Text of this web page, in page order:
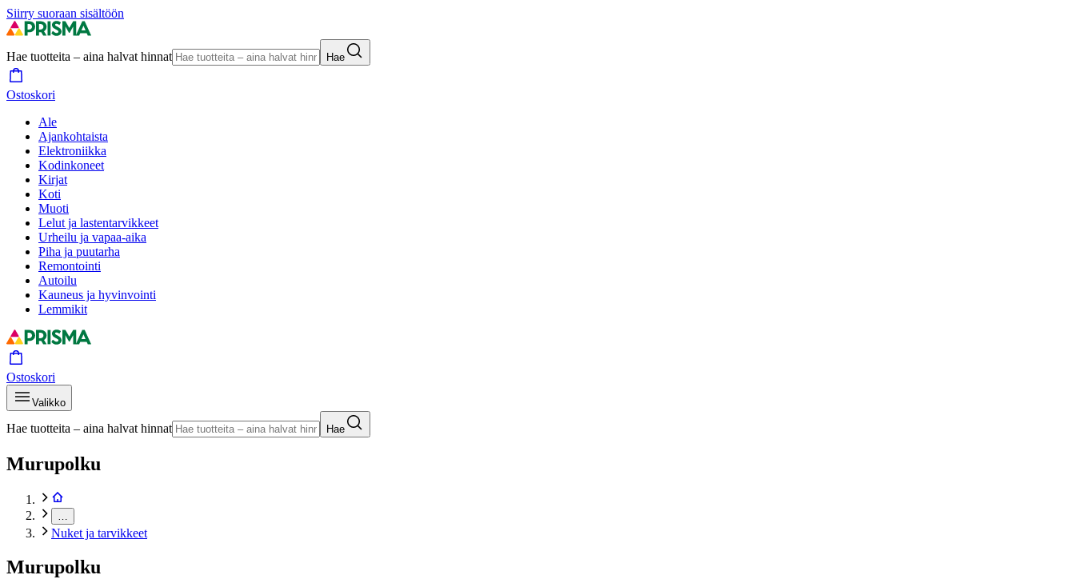
Siirry suoraan sisältöön
Hae tuotteita – aina halvat hinnat Hae
Ostoskori
Ale
Ajankohtaista
Elektroniikka
Kodinkoneet
Kirjat
Koti
Muoti
Lelut ja lastentarvikkeet
Urheilu ja vapaa-aika
Piha ja puutarha
Remontointi
Autoilu
Kauneus ja hyvinvointi
Lemmikit
Ostoskori
Valikko
Hae tuotteita – aina halvat hinnat Hae
Murupolku
Nuket ja tarvikkeet
Murupolku